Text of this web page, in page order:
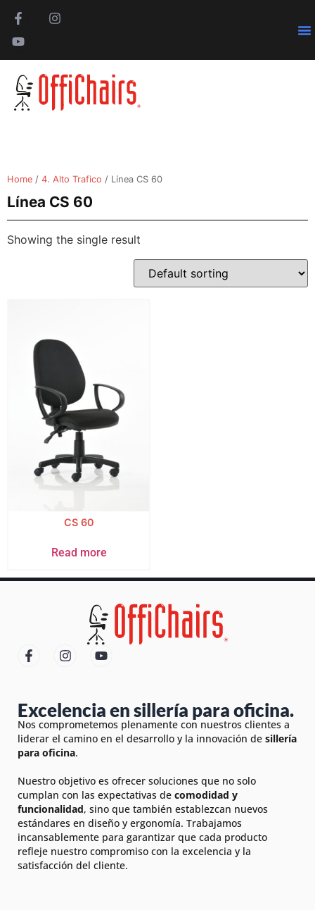
Home / 4. Alto Trafico / Línea CS 60
Línea CS 60
Showing the single result
CS 60
Read more
Excelencia en sillería para oficina.
Nos comprometemos plenamente con nuestros clientes a
liderar el camino en el desarrollo y la innovación de sillería
para oficina.
Nuestro objetivo es ofrecer soluciones que no solo
cumplan con las expectativas de comodidad y
funcionalidad, sino que también establezcan nuevos
estándares en diseño y ergonomía. Trabajamos
incansablemente para garantizar que cada producto
refleje nuestro compromiso con la excelencia y la
satisfacción del cliente.